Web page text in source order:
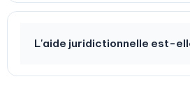
L'aide juridictionnelle est-